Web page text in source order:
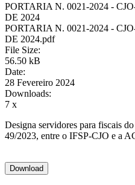
PORTARIA N. 0021-2024 -
DE 2024
PORTARIA N. 0021-2024 -
DE 2024.pdf
File Size:
56.50 kB
Date:
28 Fevereiro 2024
Downloads:
7 x
Designa servidores para fiscais
49/2023, entre o IFSP-CJO e a